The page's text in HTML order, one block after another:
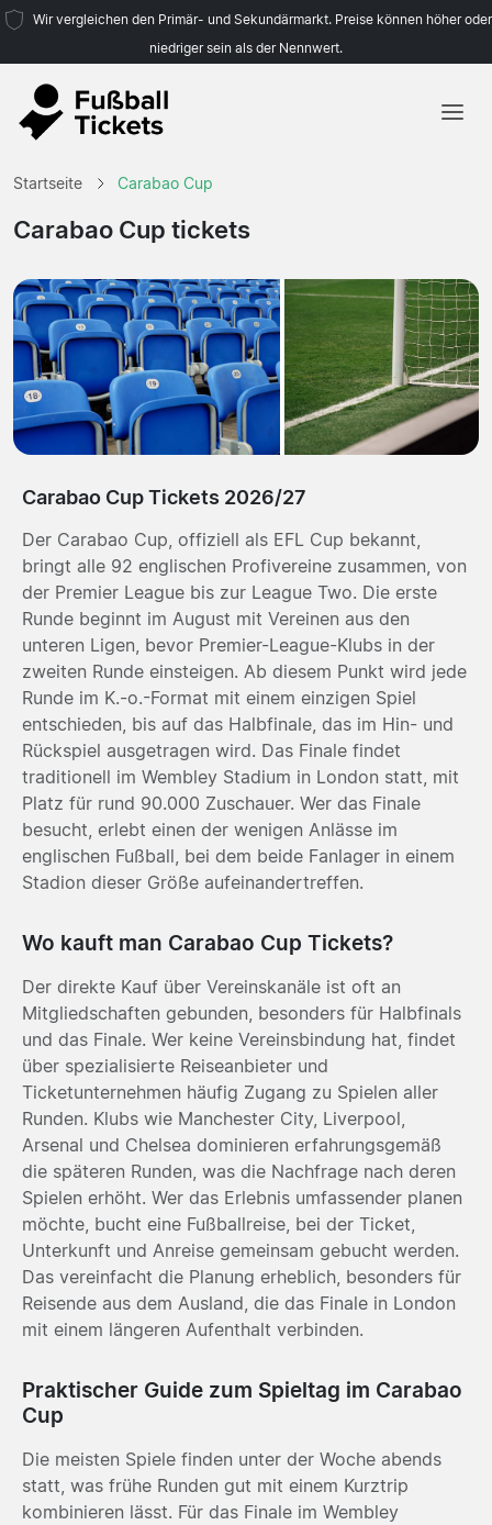
Wir vergleichen den Primär- und Sekundärmarkt. Preise können höher oder
niedriger sein als der Nennwert.
Reisebüros
Startseite Carabao Cup
Carabao Cup tickets
Carabao Cup Tickets 2026/27
Der Carabao Cup, offiziell als EFL Cup bekannt,
bringt alle 92 englischen Profivereine zusammen, von
der Premier League bis zur League Two. Die erste
Runde beginnt im August mit Vereinen aus den
unteren Ligen, bevor Premier-League-Klubs in der
zweiten Runde einsteigen. Ab diesem Punkt wird jede
Runde im K.-o.-Format mit einem einzigen Spiel
entschieden, bis auf das Halbfinale, das im Hin- und
Rückspiel ausgetragen wird. Das Finale findet
traditionell im Wembley Stadium in London statt, mit
Platz für rund 90.000 Zuschauer. Wer das Finale
besucht, erlebt einen der wenigen Anlässe im
englischen Fußball, bei dem beide Fanlager in einem
Stadion dieser Größe aufeinandertreffen.
Wo kauft man Carabao Cup Tickets?
Der direkte Kauf über Vereinskanäle ist oft an
Mitgliedschaften gebunden, besonders für Halbfinals
und das Finale. Wer keine Vereinsbindung hat, findet
über spezialisierte Reiseanbieter und
Ticketunternehmen häufig Zugang zu Spielen aller
Runden. Klubs wie Manchester City, Liverpool
Arsenal und Chelsea dominieren erfahrungsgemäß
die späteren Runden, was die Nachfrage nach deren
Spielen erhöht. Wer das Erlebnis umfassender planen
möchte, bucht eine Fußballreise, bei der Ticket,
Unterkunft und Anreise gemeinsam gebucht werden.
Das vereinfacht die Planung erheblich, besonders für
Reisende aus dem Ausland, die das Finale in London
mit einem längeren Aufenthalt verbinden.
Praktischer Guide zum Spieltag im Carabao
Cup
Die meisten Spiele finden unter der Woche abends
statt, was frühe Runden gut mit einem Kurztrip
kombinieren lässt. Für das Finale im Wembley